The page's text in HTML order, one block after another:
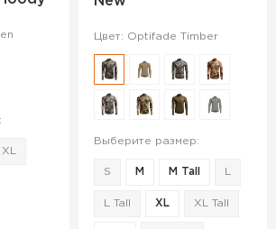
XL
Цвет: Optifade Timber
Выберите размер:
S M M Tall
L Tall XL XL Tall